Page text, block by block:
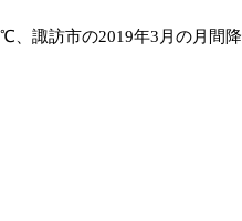
諏訪市の2019年3月の月間